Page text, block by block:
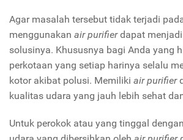
Agar masalah tersebut tidak terjadi
menggunakan air purifierdapat
solusinya. Khususnya bagi Anda yang
perkotaan yang setiap harinya selalu
kotor akibat polusi. Memiliki air purifier
kualitas udara yang jauh lebih sehat
Untuk perokok atau yang tinggal